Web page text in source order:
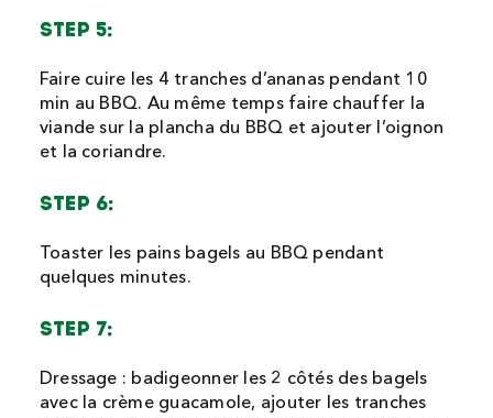
STEP 5:
Faire cuire les 4 tranches d’ananas pendant 10
min au BBQ. Au même temps faire chauffer la
viande sur la plancha du BBQ et ajouter l’oignon
et la coriandre.
STEP 6:
Toaster les pains bagels au BBQ pendant
quelques minutes.
STEP 7:
Dressage : badigeonner les 2 côtés des bagels
avec la crème guacamole, ajouter les tranches